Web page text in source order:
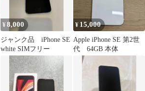
¥8,000
ジャンク品 iPhone SE
white SIMフリー
¥ 15,000
Apple iPhone SE 第2世
代 64GB 本体